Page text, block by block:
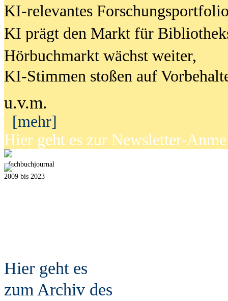
KI-relevantes
KI prägt den Markt für
Hörbuchmarkt wächst weiter,
KI-Stimmen stoßen auf
u.v.m.
[mehr]
Hier geht es zur Newsletter-
fachbuchjournal
2009 bis 2023
Hier geht es
zum Archiv des